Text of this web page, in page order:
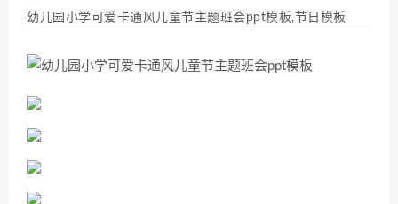
幼儿园小学可爱卡通风儿童节主题班会ppt模板,节日模板